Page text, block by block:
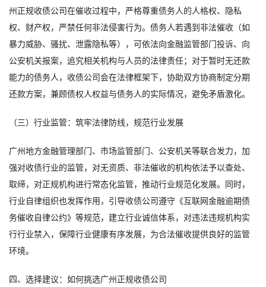
州正规收债公司在催收过程中，严格尊重债务人的人格权、隐私
权、财产权，严禁任何非法侵害行为。债务人若遇到非法催收（如
暴力威胁、骚扰、泄露隐私等），可依法向金融监管部门投诉、向
公安机关报案，追究相关机构与人员的法律责任；对于暂时无还款
能力的债务人，收债公司会在法律框架下，协助双方协商制定分期
还款方案，兼顾债权人权益与债务人的实际情况，避免矛盾激化。
（三）行业监管：筑牢法律防线，规范行业发展
广州地方金融管理部门、市场监管部门、公安机关等联合发力，加
强对收债行业的监管，对无资质、非法催收的机构依法予以查处、
取缔，对正规机构进行常态化监管，推动行业规范化发展。同时，
行业自律组织也发挥作用，引导收债公司遵守《互联网金融逾期债
务催收自律公约》等规范，建立行业诚信体系，对违法违规机构实
行行业禁入，保障行业健康有序发展，为合法催收提供良好的监管
环境。
四、选择建议：如何挑选广州正规收债公司